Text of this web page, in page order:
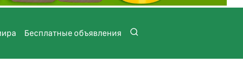
Бесплатные объявления